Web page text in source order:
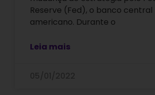
Reserve (Fed), o banco central
americano. Durante o
Leia mais